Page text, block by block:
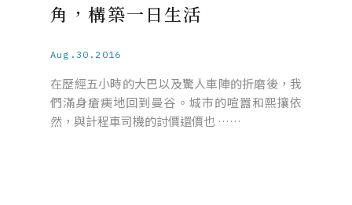
角，構築一日生活
Aug.30.2016
在歷經五小時的大巴以及驚人車陣的折磨後，我
們滿身瘡痍地回到曼谷。城市的喧囂和熙攘依
然，與計程車司機的討價還價也 ……